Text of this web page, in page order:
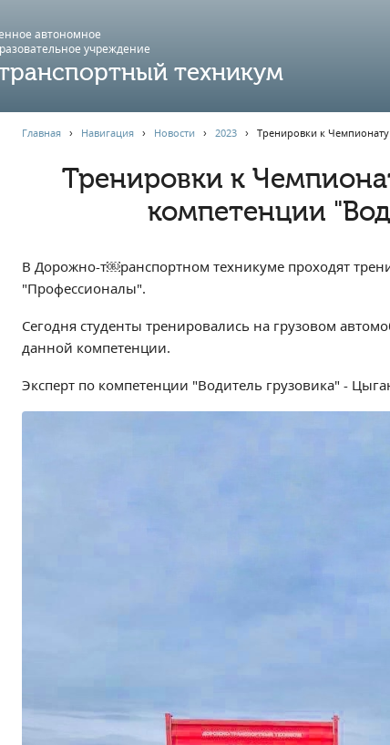
автономное
учреждение
техникум
Главная› Навигация› Новости › 2023› Тренировки к
Тренировки к
компетенции
В Дорожно-т￼ранспортном техникуме проходят
"Профессионалы".
Сегодня студенты тренировались на грузовом
данной компетенции.
Эксперт по компетенции "Водитель грузовика" -